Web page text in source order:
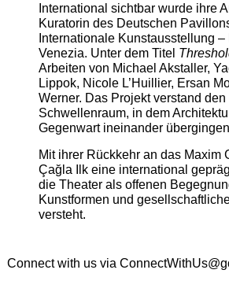
International sichtbar wurde ihre
Kuratorin des Deutschen
Internationale Kunstausstellung
Venezia. Unter dem Titel
Arbeiten von Michael Akstaller,
Lippok, Nicole L’Huillier, Ersan
Werner. Das Projekt verstand
Schwellenraum, in dem
Gegenwart ineinander
Mit ihrer Rückkehr an das Maxim
Çağla Ilk eine international
die Theater als offenen
Kunstformen und
versteht.
Connect with us via